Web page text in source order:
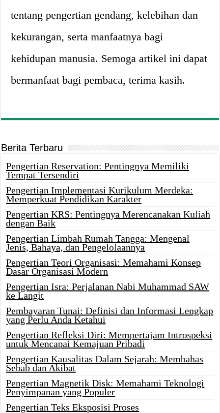
tentang pengertian gendang, kelebihan dan
kekurangan, serta manfaatnya bagi
kehidupan manusia. Semoga artikel ini dapat
bermanfaat bagi pembaca, terima kasih.
Berita Terbaru
Pengertian Reservation: Pentingnya Memiliki
Tempat Tersendiri
Pengertian Implementasi Kurikulum Merdeka:
Memperkuat Pendidikan Karakter
Pengertian KRS: Pentingnya Merencanakan Kuliah
dengan Baik
Pengertian Limbah Rumah Tangga: Mengenal
Jenis, Bahaya, dan Pengelolaannya
Pengertian Teori Organisasi: Memahami Konsep
Dasar Organisasi Modern
Pengertian Isra: Perjalanan Nabi Muhammad SAW
ke Langit
Pembayaran Tunai: Definisi dan Informasi Lengkap
yang Perlu Anda Ketahui
Pengertian Refleksi Diri: Mempertajam Introspeksi
untuk Mencapai Kemajuan Pribadi
Pengertian Kausalitas Dalam Sejarah: Membahas
Sebab dan Akibat
Pengertian Magnetik Disk: Memahami Teknologi
Penyimpanan yang Populer
Pengertian Teks Eksposisi Proses